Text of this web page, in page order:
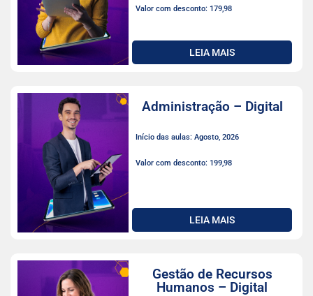
Valor com desconto: 179,98
LEIA MAIS
Administração – Digital
Início das aulas: Agosto, 2026
Valor com desconto: 199,98
LEIA MAIS
Gestão de Recursos
Humanos – Digital